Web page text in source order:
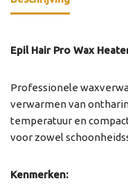
Epil Hair Pro Wax
Professionele
verwarmen van
temperatuur en
voor zowel
Kenmerken: